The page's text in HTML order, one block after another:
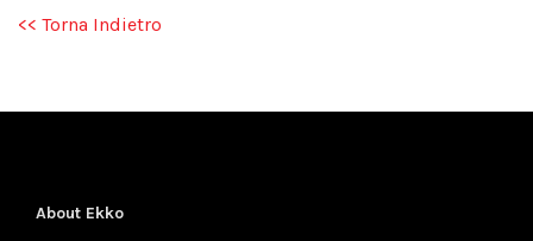
<< Torna Indietro
About Ekko